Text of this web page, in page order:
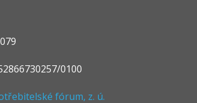
0100
fórum, z. ú.